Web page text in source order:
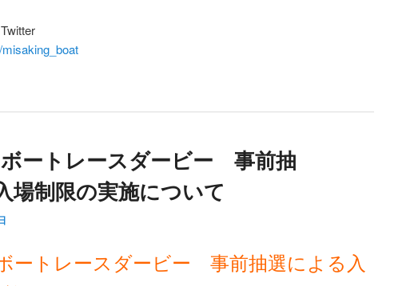
ートレースダービー 事前抽
場制限の実施について
ートレースダービー 事前抽選による入